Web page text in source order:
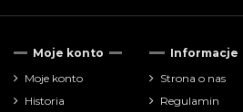
Moje konto
Moje konto
Historia
Informacje
Strona o nas
Regulamin